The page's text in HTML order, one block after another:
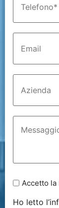
Accetto la
Ho letto